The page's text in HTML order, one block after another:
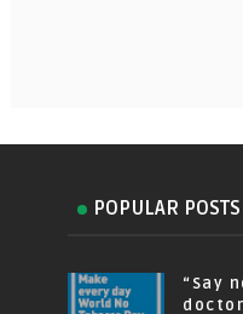
POPULAR POSTS
“Say